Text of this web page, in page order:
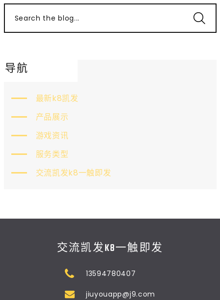
Search the blog...
导航
最新k8凯发
产品展示
游戏资讯
服务类型
交流凯发k8一触即发
交流凯发K8一触即发
13594780407
jiuyouapp@j9.com